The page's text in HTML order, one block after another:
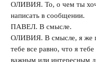
ОЛИВИЯ. То, о чем ты
написать в сообщении.
ПАВЕЛ. В смысле.
ОЛИВИЯ. В смысле, я же
тебе все равно, что я
важным или интересным